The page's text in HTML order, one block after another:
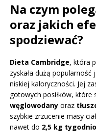
Na czym
oraz jakich
spodziewać?
Dieta Cambridge, która
zyskała dużą
niskiej kaloryczności. Jej
gotowych posiłków, które
węglowodany oraz
szybkie zrzucenie masy
nawet do 2,5 kg